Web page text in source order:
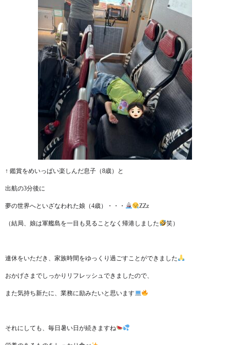
↑ 鑑賞をめいっぱい楽しんだ息子（8歳）と
出航の3分後に
夢の世界へといざなわれた娘（4歳）・・・ ZZz
（結局、娘は軍艦島を一目も見ることなく帰港しました 笑）
連休をいただき、家族時間をゆっくり過ごすことができました
おかげさまでしっかりリフレッシュできましたので、
また気持ち新たに、業務に励みたいと思います
それにしても、毎日暑い日が続きますね